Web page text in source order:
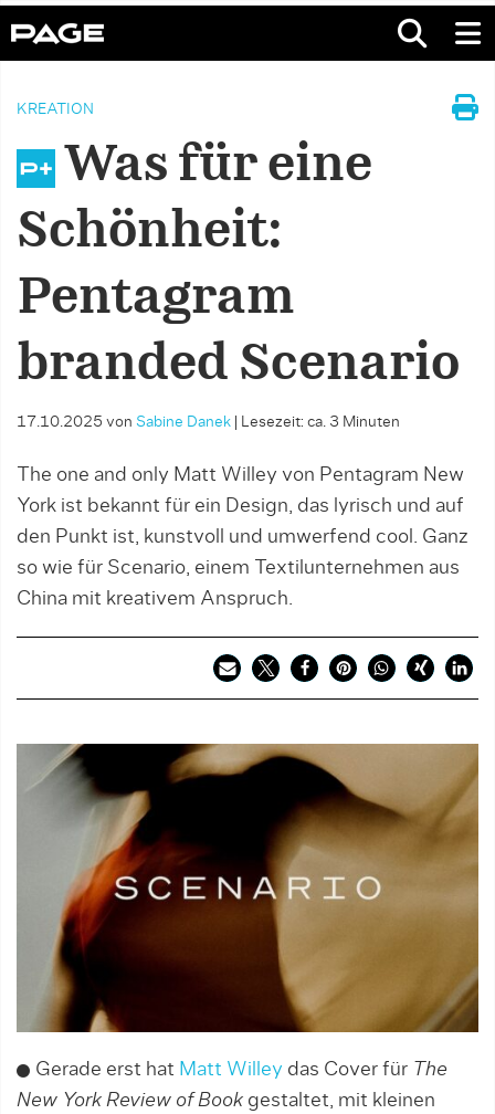
KREATION
Was für eine
Schönheit:
Pentagram
branded Scenario
17.10.2025 von Sabine Danek Lesezeit: ca. 3 Minuten
The one and only Matt Willey von Pentagram New
York ist bekannt für ein Design, das lyrisch und auf
den Punkt ist, kunstvoll und umwerfend cool. Ganz
so wie für Scenario, einem Textilunternehmen aus
China mit kreativem Anspruch.
Gerade erst hat Matt Willey das Cover für The
New York Review of Book gestaltet, mit kleinen